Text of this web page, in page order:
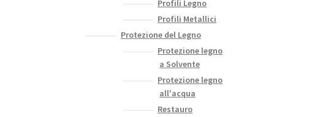
Profili Legno
Profili Metallici
Protezione del Legno
Protezione legno
a Solvente
Protezione legno
all'acqua
Restauro